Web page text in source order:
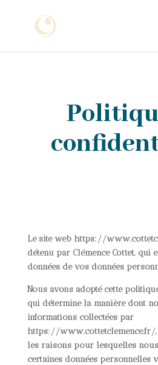
Le site web https://
détenu par Clémence Cottet, qui
données de vos données
Nous avons adopté cette
qui détermine la manière dont
informations collectées par
https://www.cottetclemence.fr/,
les raisons pour lesquelles
certaines données personnelles